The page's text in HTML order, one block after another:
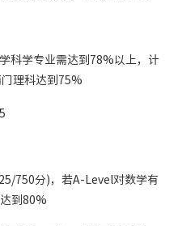
科学专业需达到78%以上，计
理科达到75%
750分)，若A-Level对数学有
到80%